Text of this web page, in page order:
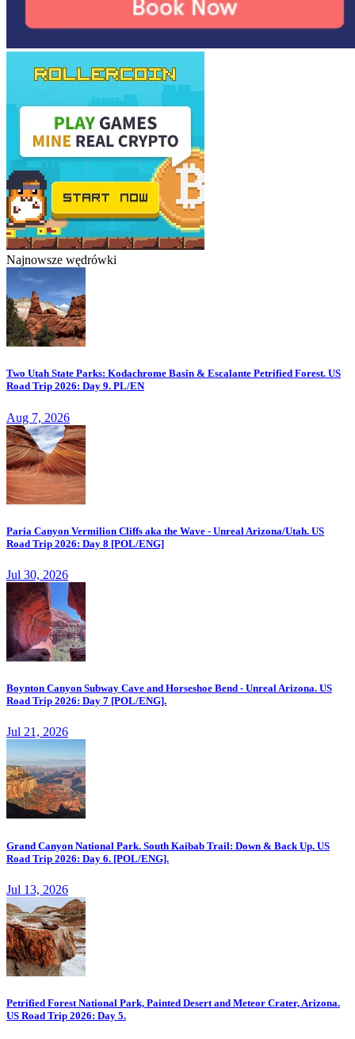
Najnowsze wędrówki
Two Utah State Parks: Kodachrome Basin & Escalante Petrified Forest. US
Road Trip 2026: Day 9. PL/EN
Aug 7, 2026
Paria Canyon Vermilion Cliffs aka the Wave - Unreal Arizona/Utah. US
Road Trip 2026: Day 8 [POL/ENG]
Jul 30, 2026
Boynton Canyon Subway Cave and Horseshoe Bend - Unreal Arizona. US
Road Trip 2026: Day 7 [POL/ENG].
Jul 21, 2026
Grand Canyon National Park. South Kaibab Trail: Down & Back Up. US
Road Trip 2026: Day 6. [POL/ENG].
Jul 13, 2026
Petrified Forest National Park, Painted Desert and Meteor Crater, Arizona.
US Road Trip 2026: Day 5.